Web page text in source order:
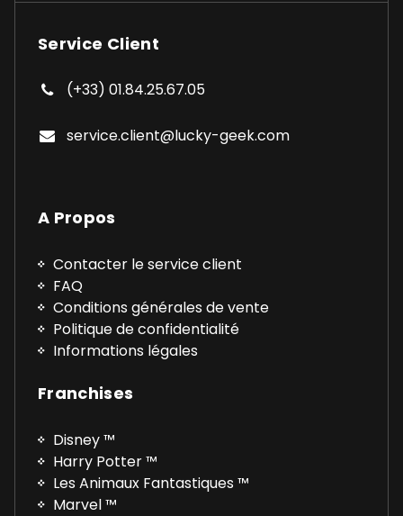
Service Client
(+33) 01.84.25.67.05
service.client@lucky-geek.com
A Propos
Contacter le service client
FAQ
Conditions générales de vente
Politique de confidentialité
Informations légales
Franchises
Disney ™
Harry Potter ™
Les Animaux Fantastiques ™
Marvel ™